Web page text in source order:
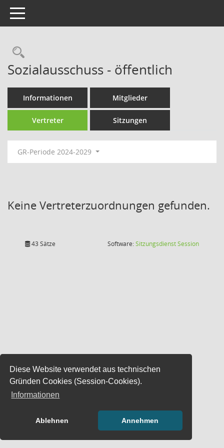
Diese Website verwendet aus technischen
Gründen Cookies (Session-Cookies).
Informationen
Ablehnen Annehmen
Toggle navigation
Rechercheauswahl
Sozialausschuss - öffentlich
Informationen Mitglieder
Vertreter Sitzungen
GR-Periode 2024-2029
Keine Vertreterzuordnungen gefunden.
43 Sätze Software:SitzungsdienstSession(Wird in